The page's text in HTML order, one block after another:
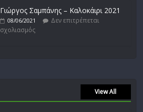
Γιώργος Σαμπάνης – Καλοκάιρι 2021
08/06/2021
Δεν επιτρέπεται
σχολιασμός
View All